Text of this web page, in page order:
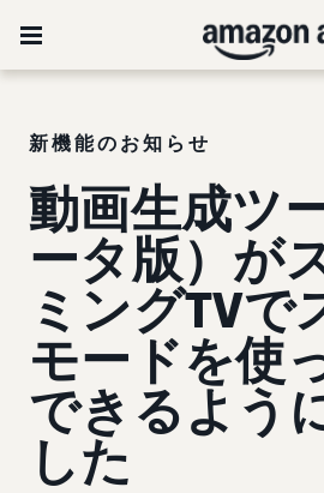
新機能のお知らせ
動画生成ツ
ータ版）が
ミングTVで
モードを使
できるよう
した